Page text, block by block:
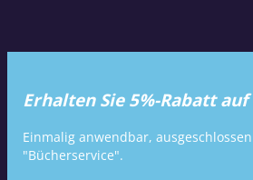
Erhalten Sie 5%-Rabatt
Einmalig anwendbar,
"Bücherservice".